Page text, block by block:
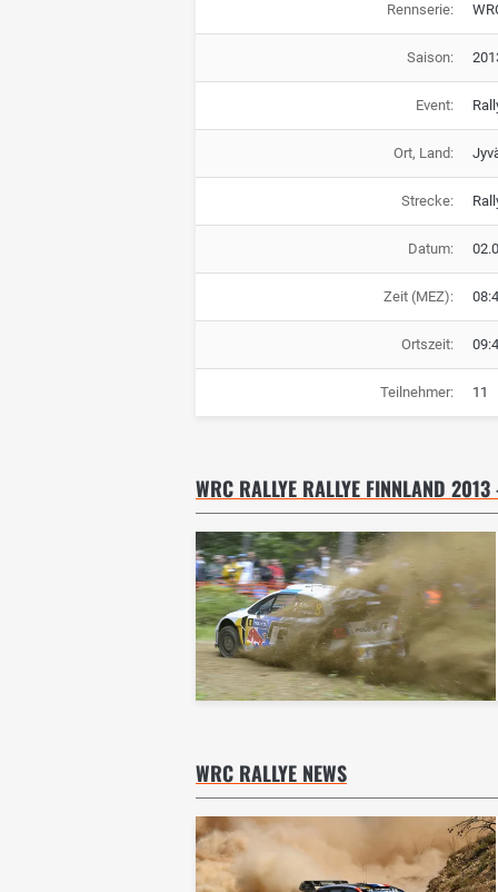
Rennserie:
Saison:
Event:
Ort, Land:
Strecke:
Datum:
Zeit (MEZ):
Ortszeit:
Teilnehmer: 11
WRC RALLYE RALLYE FINNLAND
WRC RALLYE NEWS